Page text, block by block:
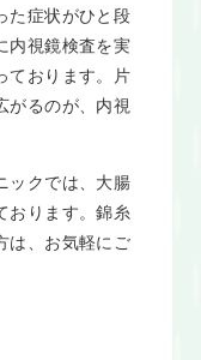
た症状がひと段
内視鏡検査を実
ております。片
がるのが、内視
ックでは、大腸
おります。錦糸
は、お気軽にご